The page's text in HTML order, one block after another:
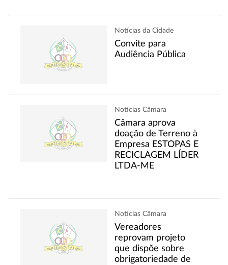
Notícias da Cidade
Convite para
Audiência Pública
Notícias Câmara
Câmara aprova
doação de Terreno à
Empresa ESTOPAS E
RECICLAGEM LÍDER
LTDA-ME
Notícias Câmara
Vereadores
reprovam projeto
que dispõe sobre
obrigatoriedade de